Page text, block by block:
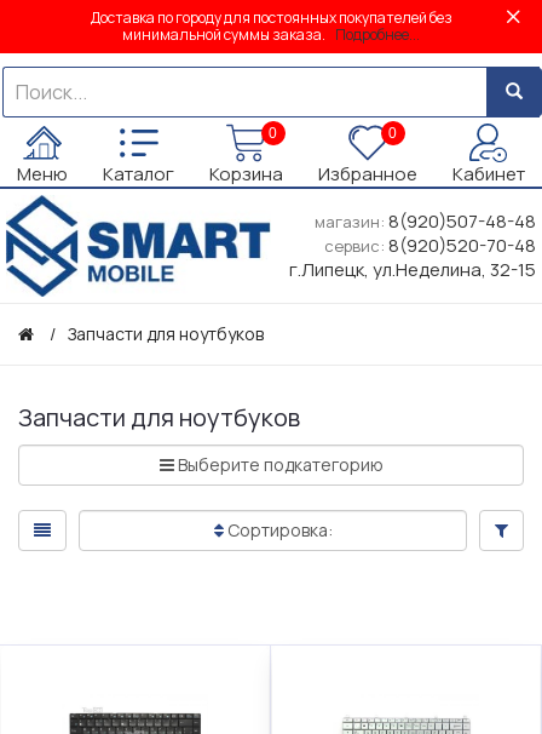
Доставка по городу для постоянных покупателей без
минимальной суммы заказа. Подробнее...
Меню Каталог
0
Корзина
0
Избранное Кабинет
магазин: 8(920)507-48-48
сервис: 8(920)520-70-48
г.Липецк, ул.Неделина, 32-15
Запчасти для ноутбуков
Запчасти для ноутбуков
Выберите подкатегорию
Сортировка: